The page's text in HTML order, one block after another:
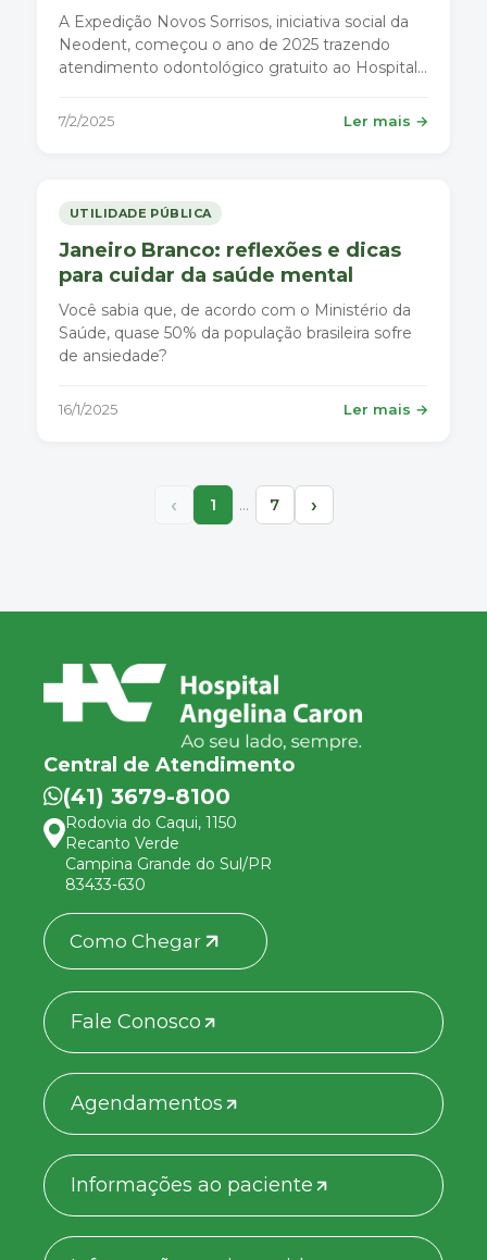
A Expedição Novos Sorrisos, iniciativa social da
Neodent, começou o ano de 2025 trazendo
atendimento odontológico gratuito ao Hospital
7/2/2025 Ler mais →
UTILIDADE PÚBLICA
Janeiro Branco: reflexões e dicas
para cuidar da saúde mental
Você sabia que, de acordo com o Ministério da
Saúde, quase 50% da população brasileira sofre
de ansiedade?
16/1/2025 Ler mais →
‹ 1 … 7 ›
Central de Atendimento
(41) 3679-8100
Rodovia do Caqui, 1150
Recanto Verde
Campina Grande do Sul/PR
83433-630
Como Chegar
Fale Conosco
Agendamentos
Informações ao paciente